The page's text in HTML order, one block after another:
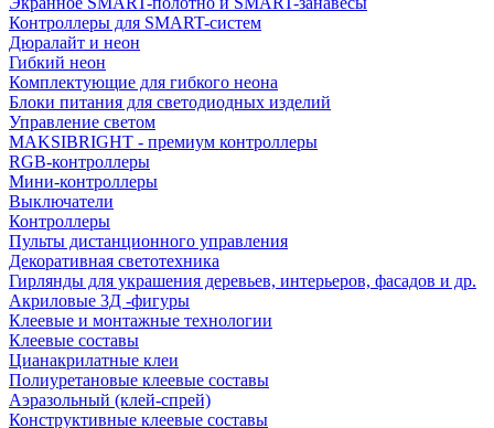
Контроллеры для SMART-систем
Дюралайт и неон
Гибкий неон
Комплектующие для гибкого неона
Блоки питания для светодиодных изделий
Управление светом
MAKSIBRIGHT - премиум контроллеры
RGB-контроллеры
Мини-контроллеры
Выключатели
Контроллеры
Пульты дистанционного управления
Декоративная светотехника
Гирлянды для украшения деревьев, интерьеров, фасадов и др.
Акриловые 3Д -фигуры
Клеевые и монтажные технологии
Клеевые составы
Цианакрилатные клеи
Полиуретановые клеевые составы
Аэразольный (клей-спрей)
Конструктивные клеевые составы